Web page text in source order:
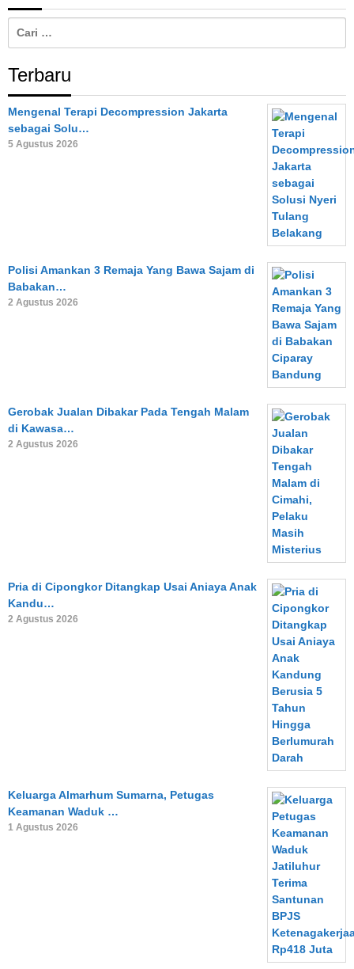
untuk:
Terbaru
Mengenal Terapi Decompression Jakarta
sebagai Solu…
5 Agustus 2026
Polisi Amankan 3 Remaja Yang Bawa Sajam di
Babakan…
2 Agustus 2026
Gerobak Jualan Dibakar Pada Tengah Malam
di Kawasa…
2 Agustus 2026
Pria di Cipongkor Ditangkap Usai Aniaya Anak
Kandu…
2 Agustus 2026
Keluarga Almarhum Sumarna, Petugas
Keamanan Waduk …
1 Agustus 2026